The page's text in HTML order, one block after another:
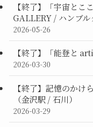
【終了】「宇宙と
GALLERY / ハンブル
2026-05-26
【終了】「能登と
2026-03-30
【終了】記憶のかけ
（金沢駅 / 石川）
2026-03-29